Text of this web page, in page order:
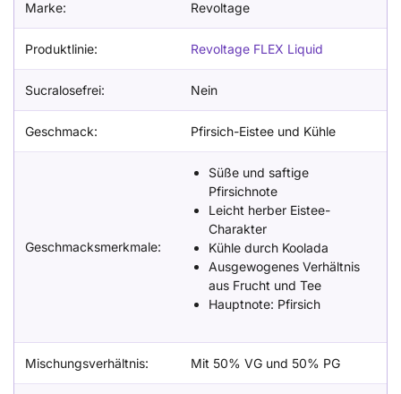
Marke: Revoltage
Produktlinie: Revoltage FLEX Liquid
Sucralosefrei: Nein
Geschmack: Pfirsich-Eistee und Kühle
Geschmacksmerkmale:
Süße und saftige
Pfirsichnote
Leicht herber Eistee-
Charakter
Kühle durch Koolada
Ausgewogenes Verhältnis
aus Frucht und Tee
Hauptnote: Pfirsich
Mischungsverhältnis: Mit 50% VG und 50% PG